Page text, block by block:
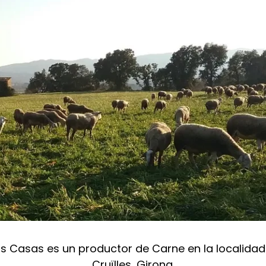
Casas es un productor de Carne en la